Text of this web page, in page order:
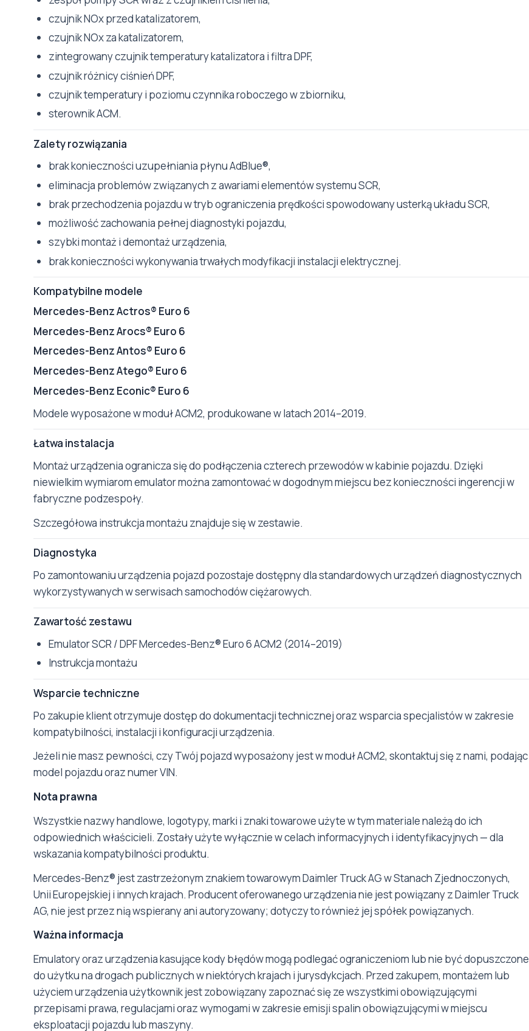
czujnik NOx przed katalizatorem,
czujnik NOx za katalizatorem,
zintegrowany czujnik temperatury katalizatora i filtra DPF,
czujnik różnicy ciśnień DPF,
czujnik temperatury i poziomu czynnika roboczego w zbiorniku,
sterownik ACM.
Zalety rozwiązania
brak konieczności uzupełniania płynu AdBlue®,
eliminacja problemów związanych z awariami elementów systemu SCR,
brak przechodzenia pojazdu w tryb ograniczenia prędkości spowodowany usterką układu SCR,
możliwość zachowania pełnej diagnostyki pojazdu,
szybki montaż i demontaż urządzenia,
brak konieczności wykonywania trwałych modyfikacji instalacji elektrycznej.
Kompatybilne modele
Mercedes-Benz Actros® Euro 6
Mercedes-Benz Arocs® Euro 6
Mercedes-Benz Antos® Euro 6
Mercedes-Benz Atego® Euro 6
Mercedes-Benz Econic® Euro 6
Modele wyposażone w moduł ACM2, produkowane w latach 2014–2019.
Łatwa instalacja
Montaż urządzenia ogranicza się do podłączenia czterech przewodów w kabinie pojazdu. Dzięki
niewielkim wymiarom emulator można zamontować w dogodnym miejscu bez konieczności ingerencji w
fabryczne podzespoły.
Szczegółowa instrukcja montażu znajduje się w zestawie.
Diagnostyka
Po zamontowaniu urządzenia pojazd pozostaje dostępny dla standardowych urządzeń diagnostycznych
wykorzystywanych w serwisach samochodów ciężarowych.
Zawartość zestawu
Emulator SCR / DPF Mercedes-Benz® Euro 6 ACM2 (2014–2019)
Instrukcja montażu
Wsparcie techniczne
Po zakupie klient otrzymuje dostęp do dokumentacji technicznej oraz wsparcia specjalistów w zakresie
kompatybilności, instalacji i konfiguracji urządzenia.
Jeżeli nie masz pewności, czy Twój pojazd wyposażony jest w moduł ACM2, skontaktuj się z nami, podając
model pojazdu oraz numer VIN.
Nota prawna
Wszystkie nazwy handlowe, logotypy, marki i znaki towarowe użyte w tym materiale należą do ich
odpowiednich właścicieli. Zostały użyte wyłącznie w celach informacyjnych i identyfikacyjnych — dla
wskazania kompatybilności produktu.
Mercedes-Benz® jest zastrzeżonym znakiem towarowym Daimler Truck AG w Stanach Zjednoczonych,
Unii Europejskiej i innych krajach. Producent oferowanego urządzenia nie jest powiązany z Daimler Truck
AG, nie jest przez nią wspierany ani autoryzowany; dotyczy to również jej spółek powiązanych.
Ważna informacja
Emulatory oraz urządzenia kasujące kody błędów mogą podlegać ograniczeniom lub nie być dopuszczone
do użytku na drogach publicznych w niektórych krajach i jurysdykcjach. Przed zakupem, montażem lub
użyciem urządzenia użytkownik jest zobowiązany zapoznać się ze wszystkimi obowiązującymi
przepisami prawa, regulacjami oraz wymogami w zakresie emisji spalin obowiązującymi w miejscu
eksploatacji pojazdu lub maszyny.